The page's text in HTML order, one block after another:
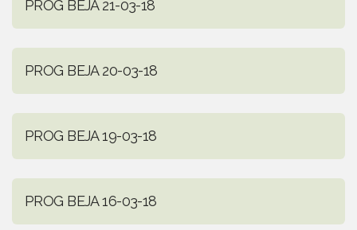
PROG BEJA 21-03-18
PROG BEJA 20-03-18
PROG BEJA 19-03-18
PROG BEJA 16-03-18